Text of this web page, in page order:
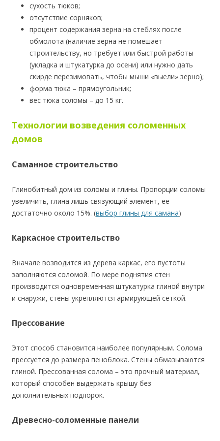
сухость тюков;
отсутствие сорняков;
процент содержания зерна на стеблях после
обмолота (наличие зерна не помешает
строительству, но требует или быстрой работы
(укладка и штукатурка до осени) или нужно дать
скирде перезимовать, чтобы мыши «выели» зерно);
форма тюка – прямоугольник;
вес тюка соломы – до 15 кг.
Технологии возведения соломенных
домов
Саманное строительство
Глинобитный дом из соломы и глины. Пропорции соломы
увеличить, глина лишь связующий элемент, ее
достаточно около 15%. (выбор глины для самана)
Каркасное строительство
Вначале возводится из дерева каркас, его пустоты
заполняются соломой. По мере поднятия стен
производится одновременная штукатурка глиной внутри
и снаружи, стены укрепляются армирующей сеткой.
Прессование
Этот способ становится наиболее популярным. Солома
прессуется до размера пеноблока. Стены обмазываются
глиной. Прессованная солома – это прочный материал,
который способен выдержать крышу без
дополнительных подпорок.
Древесно-соломенные панели